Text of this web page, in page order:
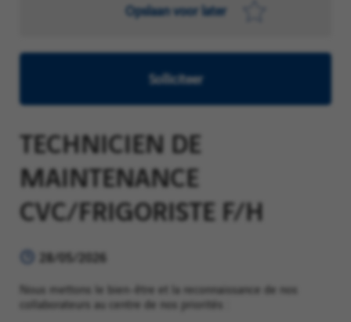
Opslaan voor later
Solliciteer
TECHNICIEN DE
MAINTENANCE
CVC/FRIGORISTE F/H
28/05/2026
Nous mettons le bien‑être et la reconnaissance de nos
collaborateurs au centre de nos priorités :